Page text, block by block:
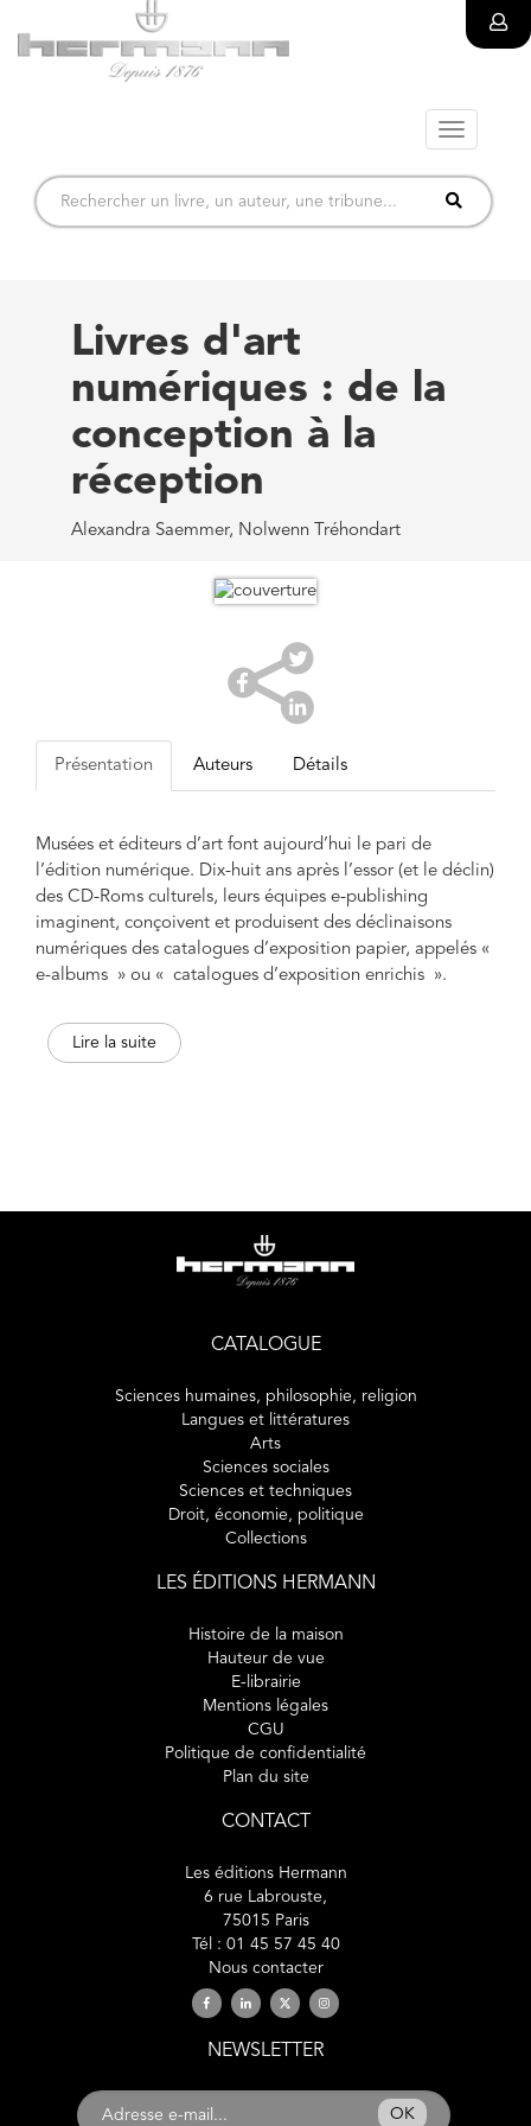
Toggle
Livres d'art
numériques : de la
conception à la
réception
Alexandra Saemmer, Nolwenn Tréhondart
Présentation Auteurs Détails
Musées et éditeurs d’art font aujourd’hui le pari de
l’édition numérique. Dix-huit ans après l’essor (et le déclin)
des CD-Roms culturels, leurs équipes e-publishing
imaginent, conçoivent et produisent des déclinaisons
numériques des catalogues d’exposition papier, appelés «
e-albums » ou « catalogues d’exposition enrichis ».
Cet ouvrage propose un état inédit du livre d’art
numérique en France. Il s’intéresse à toutes les étapes de
médiation ; l’étude sémio-rhétorique des formes et figures
visibles, lisibles et manipulables du texte et de l’image sur
la surface de l’écran ; l’étude des pratiques de réception
par les publics et la formation des usages ; et, enfin, la
saisir les enjeux multiples ouverts par un champ éditorial
Lire la suite
CATALOGUE
Sciences humaines, philosophie, religion
Langues et littératures
Arts
Sciences sociales
Sciences et techniques
Droit, économie, politique
Collections
LES ÉDITIONS HERMANN
Histoire de la maison
Hauteur de vue
E-librairie
Mentions légales
CGU
Politique de confidentialité
Plan du site
CONTACT
Les éditions Hermann
6 rue Labrouste,
75015 Paris
Tél : 01 45 57 45 40
Nous contacter
NEWSLETTER
OK